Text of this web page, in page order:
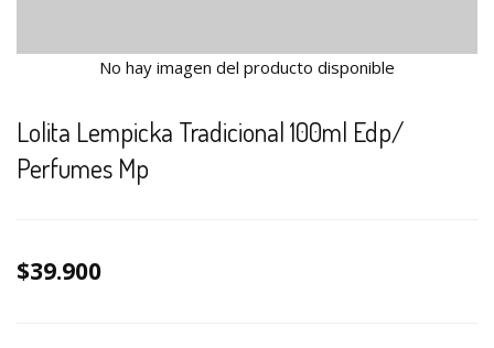
No hay imagen del producto disponible
Lolita Lempicka Tradicional 100ml Edp/
Perfumes Mp
$39.900